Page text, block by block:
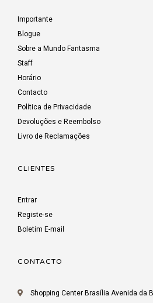
Importante
Blogue
Sobre a Mundo Fantasma
Staff
Horário
Contacto
Política de Privacidade
Devoluções e Reembolso
Livro de Reclamações
CLIENTES
Entrar
Registe-se
Boletim E-mail
CONTACTO
Shopping Center Brasília Avenida da